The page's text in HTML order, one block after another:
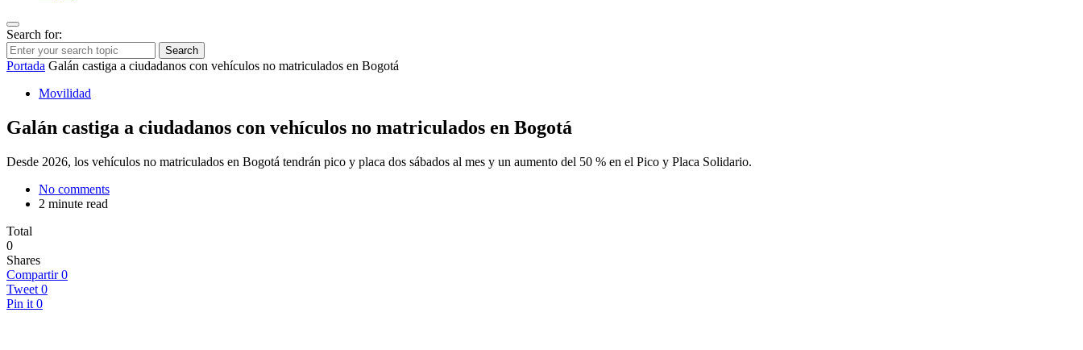
Search for:
Search
Portada Galán castiga a ciudadanos con vehículos no matriculados en Bogotá
Movilidad
Galán castiga a ciudadanos con vehículos no matriculados en Bogotá
Desde 2026, los vehículos no matriculados en Bogotá tendrán pico y placa dos sábados al mes y un aumento del 50 % en el Pico y Placa Solidario.
No comments
2 minute read
Total
0
Shares
Compartir 0
Tweet 0
Pin it 0